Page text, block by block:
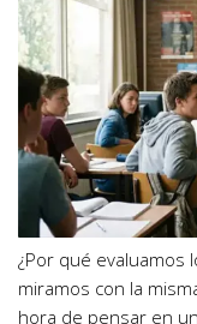
¿Por qué evaluamos
miramos con la
hora de pensar en